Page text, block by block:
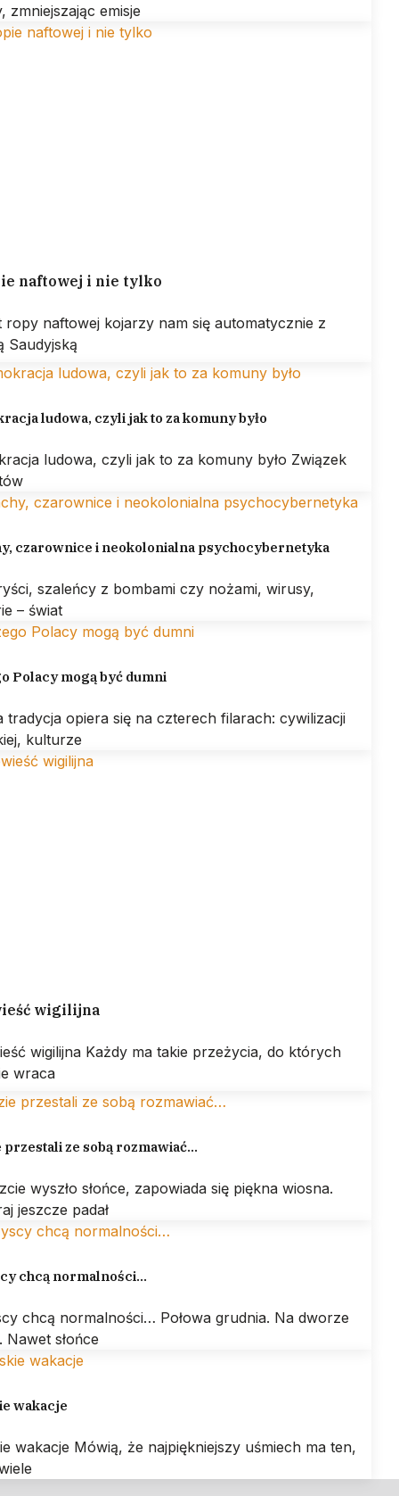
zmniejszając emisje
naftowej i nie tylko
ropy naftowej kojarzy nam się automatycznie z
Saudyjską
ludowa, czyli jak to za komuny było
ludowa, czyli jak to za komuny było Związek
czarownice i neokolonialna psychocybernetyka
szaleńcy z bombami czy nożami, wirusy,
– świat
Polacy mogą być dumni
tradycja opiera się na czterech filarach: cywilizacji
kulturze
wigilijna
wigilijna Każdy ma takie przeżycia, do których
wraca
przestali ze sobą rozmawiać…
wyszło słońce, zapowiada się piękna wiosna.
jeszcze padał
chcą normalności…
chcą normalności… Połowa grudnia. Na dworze
Nawet słońce
wakacje
wakacje Mówią, że najpiękniejszy uśmiech ma ten,